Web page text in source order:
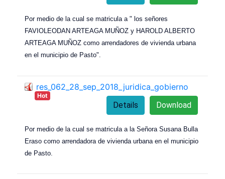
Por medio de la cual se matricula a " los señores
FAVIOLEODAN ARTEAGA MUÑOZ y HAROLD ALBERTO
ARTEAGA MUÑOZ como arrendadores de vivienda urbana
en el municipio de Pasto".
res_062_28_sep_2018_juridica_gobierno
Hot
Download
Details
Por medio de la cual se matricula a la Señora Susana Bulla
Eraso como arrendadora de vivienda urbana en el municipio
de Pasto.